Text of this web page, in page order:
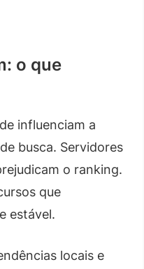
o que
influenciam a
busca. Servidores
o ranking.
que
estável.
locais e